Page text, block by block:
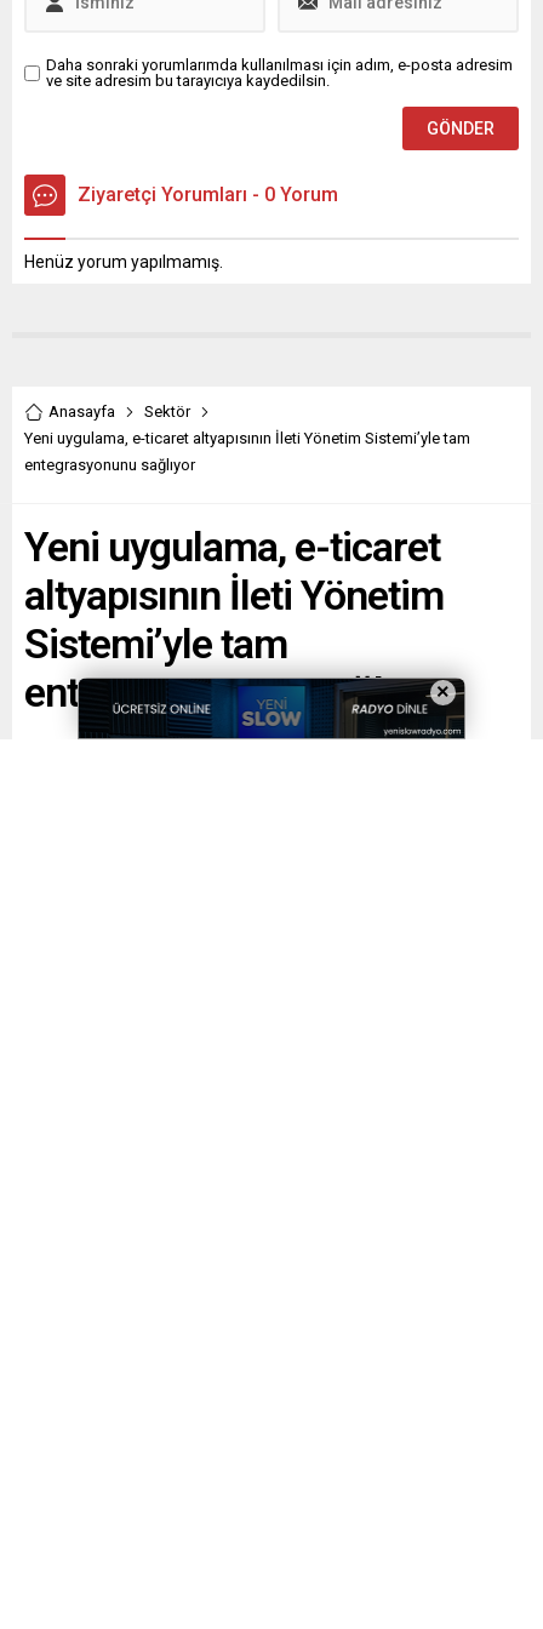
Daha sonraki yorumlarımda kullanılması için adım, e-posta adresim
ve site adresim bu tarayıcıya kaydedilsin.
Ziyaretçi Yorumları - 0 Yorum
Henüz yorum yapılmamış.
Anasayfa
Sektör
Yeni uygulama, e-ticaret altyapısının İleti Yönetim Sistemi’yle tam
entegrasyonunu sağlıyor
Yeni uygulama, e-ticaret
altyapısının İleti Yönetim
Sistemi’yle tam
entegrasyonunu sağlıyor
×